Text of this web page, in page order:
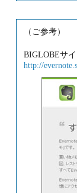
（ご参考）
BIGLOBEサ
http://